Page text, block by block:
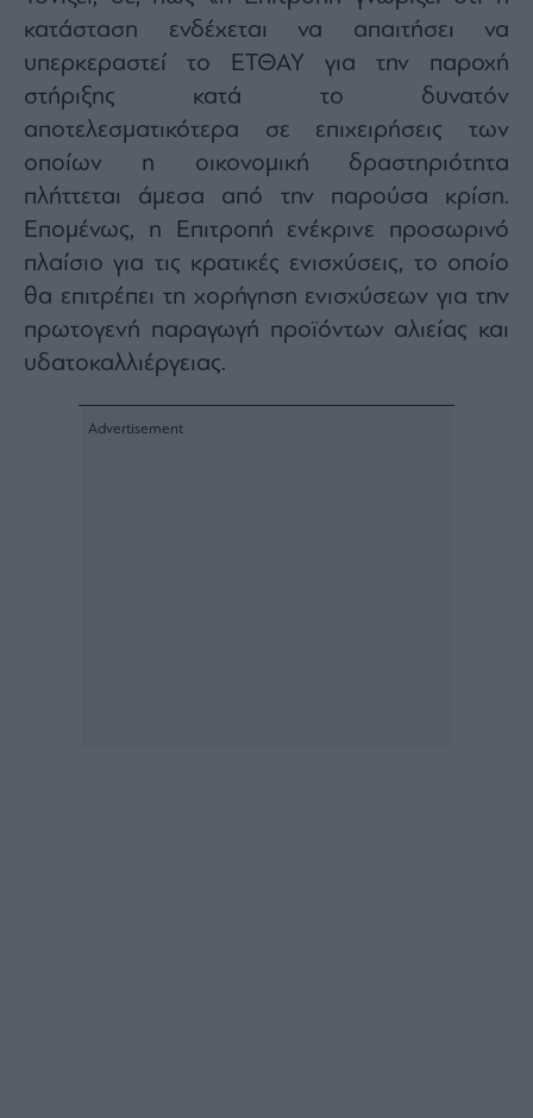
κατάσταση ενδέχεται να απαιτήσει να
υπερκεραστεί το ΕΤΘΑΥ για την παροχή
στήριξης κατά το δυνατόν
αποτελεσματικότερα σε επιχειρήσεις των
οποίων η οικονομική δραστηριότητα
πλήττεται άμεσα από την παρούσα κρίση.
Επομένως, η Επιτροπή ενέκρινε προσωρινό
πλαίσιο για τις κρατικές ενισχύσεις, το οποίο
θα επιτρέπει τη χορήγηση ενισχύσεων για την
πρωτογενή παραγωγή προϊόντων αλιείας και
υδατοκαλλιέργειας.